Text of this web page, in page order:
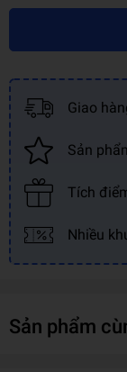
Giao
Sản
Tích
Nhiều
Sản phẩm